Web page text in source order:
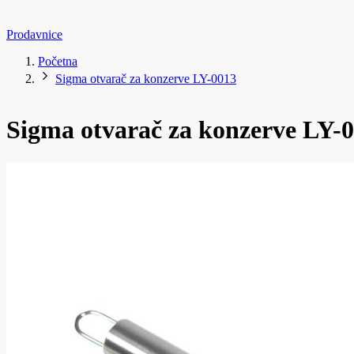
Prodavnice
Početna
Sigma otvarač za konzerve LY-0013
Sigma otvarač za konzerve LY-